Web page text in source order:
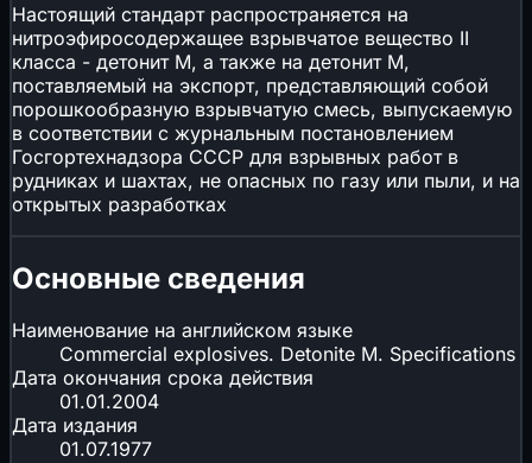
Настоящий стандарт распространяется на
нитроэфиросодержащее взрывчатое вещество II
класса - детонит М, а также на детонит М,
поставляемый на экспорт, представляющий собой
порошкообразную взрывчатую смесь, выпускаемую
в соответствии с журнальным постановлением
Госгортехнадзора СССР для взрывных работ в
рудниках и шахтах, не опасных по газу или пыли, и на
открытых разработках
Основные сведения
Наименование на английском языке
Commercial explosives. Detonite M. Specifications
Дата окончания срока действия
01.01.2004
Дата издания
01.07.1977